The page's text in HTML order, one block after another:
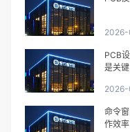
PCB
是关键
命令
作效率